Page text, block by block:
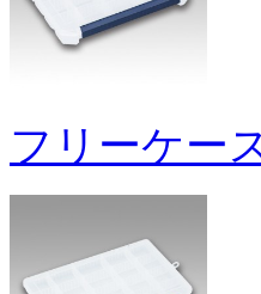
フリーケー